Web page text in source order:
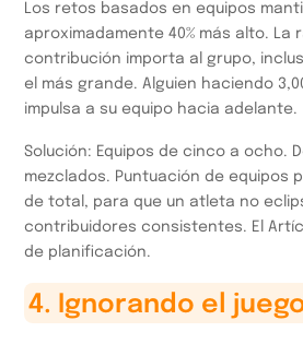
Los retos basados en equipos
aproximadamente 40% más alto. La
contribución importa al grupo,
el más grande. Alguien haciendo
impulsa a su equipo hacia adelante.
Solución: Equipos de cinco a ocho.
mezclados. Puntuación de equipos
de total, para que un atleta no
contribuidores consistentes. El
de planificación.
4. Ignorando el